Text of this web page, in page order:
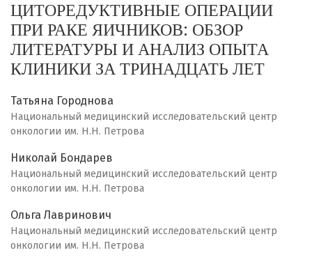
ЦИТОРЕДУКТИВНЫЕ ОПЕРАЦИИ
ПРИ РАКЕ ЯИЧНИКОВ: ОБЗОР
ЛИТЕРАТУРЫ И АНАЛИЗ ОПЫТА
КЛИНИКИ ЗА ТРИНАДЦАТЬ ЛЕТ
Татьяна Городнова
Национальный медицинский исследовательский центр
онкологии им. Н.Н. Петрова
Николай Бондарев
Национальный медицинский исследовательский центр
онкологии им. Н.Н. Петрова
Ольга Лавринович
Национальный медицинский исследовательский центр
онкологии им. Н.Н. Петрова